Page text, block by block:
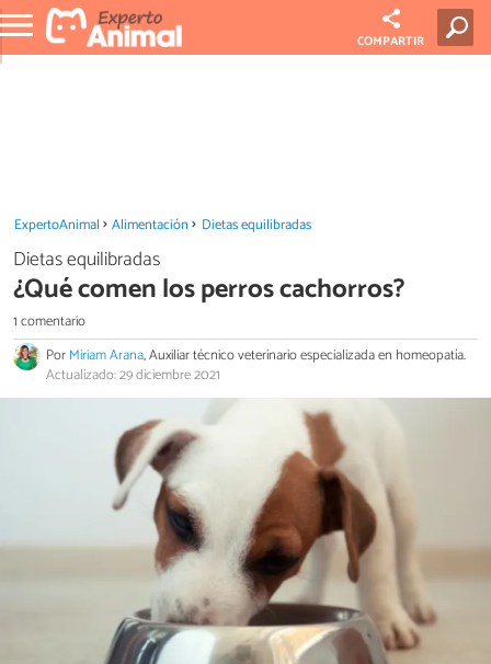
COMPARTIR
ExpertoAnimal Alimentación Dietas equilibradas
Dietas equilibradas
¿Qué comen los perros cachorros?
1 comentario
PorMiriam Arana, Auxiliar técnico veterinario especializada en homeopatía.
Actualizado: 29 diciembre 2021